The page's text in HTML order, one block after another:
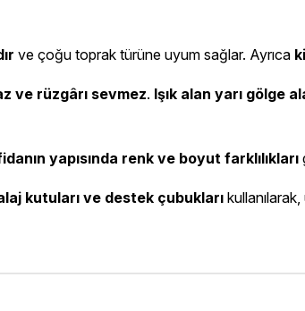
ve çoğu toprak türüne uyum sağlar. Ayrıca
ve rüzgârı sevmez. Işık alan yarı gölge
yapısında renk ve boyut farklılıkları
kutuları ve destek çubukları